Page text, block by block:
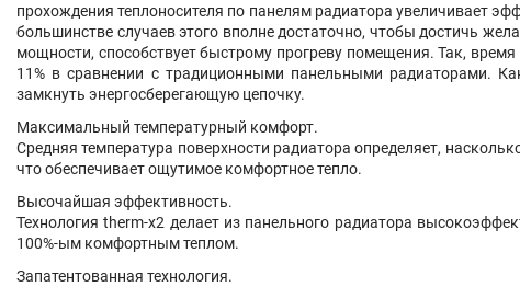
прохождения теплоносителя по панелям радиатора увеличивает
большинстве случаев этого вполне достаточно, чтобы достичь
мощности, способствует быстрому прогреву помещения. Так,
11% в сравнении с традиционными панельными радиаторами.
замкнуть энергосберегающую цепочку.
Максимальный температурный комфорт.
Средняя температура поверхности радиатора определяет,
что обеспечивает ощутимое комфортное тепло.
Высочайшая эффективность.
Технология therm-x2 делает из панельного радиатора
100%-ым комфортным теплом.
Запатентованная технология.